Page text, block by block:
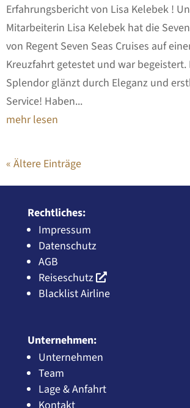
Erfahrungsbericht von Lisa Kelebek !
Mitarbeiterin Lisa Kelebek hat die
von Regent Seven Seas Cruises auf
Kreuzfahrt getestet und war begeistert.
Splendor glänzt durch Eleganz und
Service! Haben...
mehr lesen
« Ältere Einträge
Rechtliches:
Impressum
Datenschutz
AGB
Reiseschutz
Blacklist Airline
Unternehmen:
Unternehmen
Team
Lage & Anfahrt